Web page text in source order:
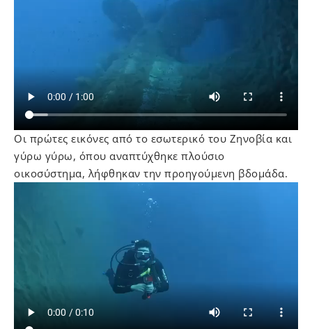
Οι πρώτες εικόνες από το εσωτερικό του Ζηνοβία και
γύρω γύρω, όπου αναπτύχθηκε πλούσιο
οικοσύστημα, λήφθηκαν την προηγούμενη βδομάδα.